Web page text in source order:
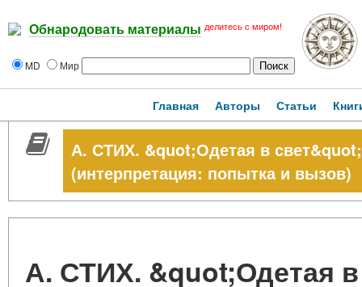
Обнародовать материалы делитесь с миром!
MD Мир
Главная Авторы Статьи
А. СТИХ. &quot;Одетая в
(интерпретация: попытка и вызов)
А. СТИХ. &quot;Одетая